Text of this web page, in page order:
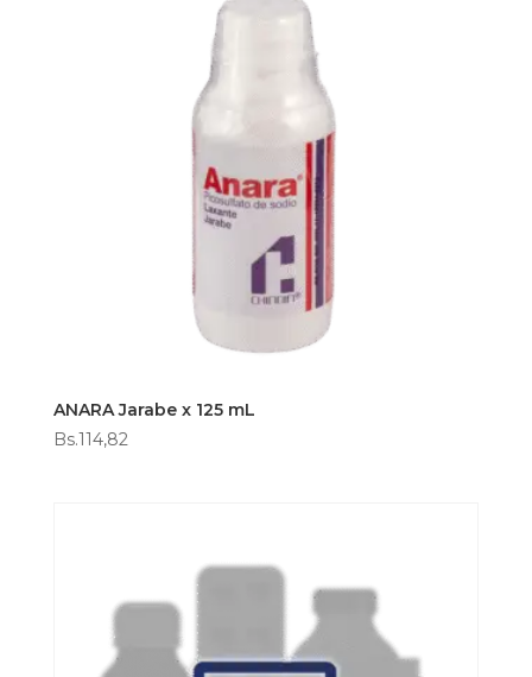
ANARA Jarabe x 125 mL
Bs.114,82